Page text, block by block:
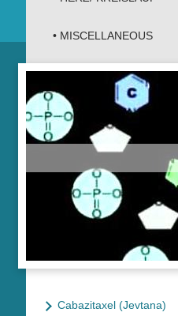
• MISCELLANEOUS
Cabazitaxel (Jevtana)